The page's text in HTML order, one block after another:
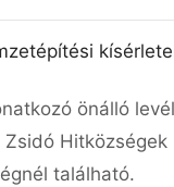
önálló
Hitközségek
található.